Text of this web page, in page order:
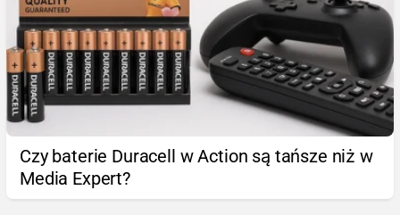
Czy baterie Duracell w Action są tańsze niż w
Media Expert?